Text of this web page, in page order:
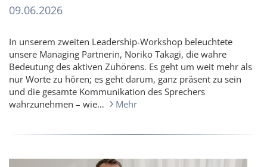
09.06.2026
In unserem zweiten Leadership-Workshop beleuchtete
unsere Managing Partnerin, Noriko Takagi, die wahre
Bedeutung des aktiven Zuhörens. Es geht um weit mehr als
nur Worte zu hören; es geht darum, ganz präsent zu sein
und die gesamte Kommunikation des Sprechers
wahrzunehmen – wie…
Mehr